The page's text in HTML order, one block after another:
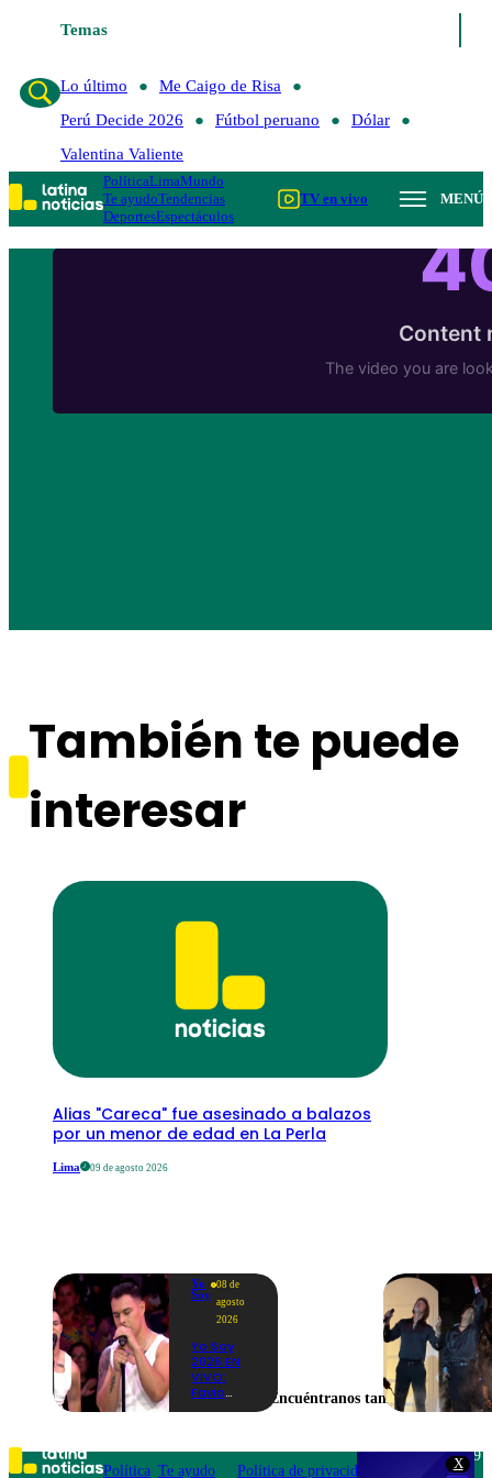
X
Temas
Lo último
Me Caigo de Risa
Perú Decide 2026
Fútbol peruano
Dólar
Valentina Valiente
PolíticaLimaMundo
Te ayudoTendencias
DeportesEspectáculos
TV en vivo MENÚ
También te puede
interesar
Alias "Careca" fue asesinado a balazos
por un menor de edad en La Perla
Lima 09 de agosto 2026
Yo
Soy
08 de
agosto
2026
Yo Soy
2026 EN
VIVO:
Favio
Ricky
Martin y
Encuéntranos también en
Política Te ayudo Política de privacidad
Teléfono: 219